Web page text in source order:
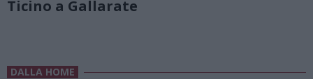
Ticino a Gallarate
DALLA HOME